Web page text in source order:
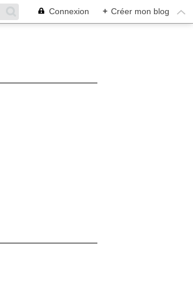
Connexion + Créer mon blog